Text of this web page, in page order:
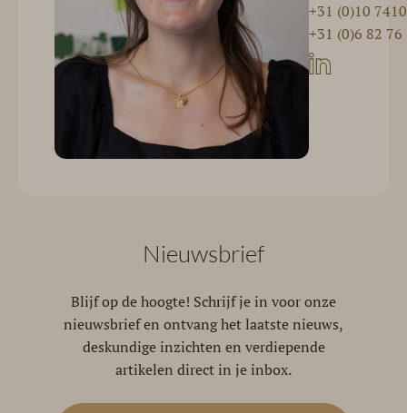
+31 (0)10
+31 (0)6 82 76
Nieuwsbrief
Blijf op de hoogte! Schrijf je in voor onze
nieuwsbrief en ontvang het laatste nieuws,
deskundige inzichten en verdiepende
artikelen direct in je inbox.